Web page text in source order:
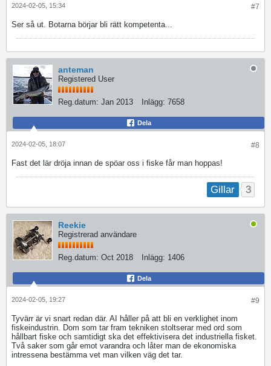
#7
2024-02-05, 15:34
Ser så ut. Botarna börjar bli rätt kompetenta...
anteman
Registered User
Reg.datum: Jan 2013 Inlägg: 7658
Dela
#8
2024-02-05, 18:07
Fast det lär dröja innan de spöar oss i fiske får man hoppas!
Gillar 3
Reekie
Registrerad användare
Reg.datum: Oct 2018 Inlägg: 1406
Dela
#9
2024-02-05, 19:27
Tyvärr är vi snart redan där. AI håller på att bli en verklighet inom
fiskeindustrin. Dom som tar fram tekniken stoltserar med ord som
hållbart fiske och samtidigt ska det effektivisera det industriella fisket.
Två saker som går emot varandra och låter man de ekonomiska
intressena bestämma vet man vilken väg det tar.